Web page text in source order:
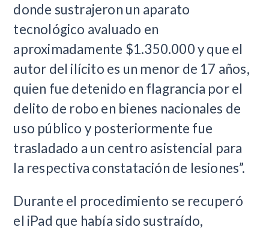
donde sustrajeron un aparato
tecnológico avaluado en
aproximadamente $1.350.000 y que el
autor del ilícito es un menor de 17 años,
quien fue detenido en flagrancia por el
delito de robo en bienes nacionales de
uso público y posteriormente fue
trasladado a un centro asistencial para
la respectiva constatación de lesiones”.
Durante el procedimiento se recuperó
el iPad que había sido sustraído,